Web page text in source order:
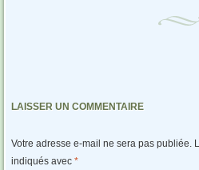
LAISSER UN COMMENTAIRE
Votre adresse e-mail ne sera pas publiée.
indiqués avec *